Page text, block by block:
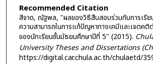
Recommended Citation
สีจาด, ณัฐพล, "ผลของวิธีสืบสอบร่วมกับการเรี
ความสามารถในการแก้ปัญหาทางเคมีและเจตคติ
ของนักเรียนชั้นมัธยมศึกษาปีที่ 5" (2015).
University Theses and Dissertations
https://digital.car.chula.ac.th/chulaetd/